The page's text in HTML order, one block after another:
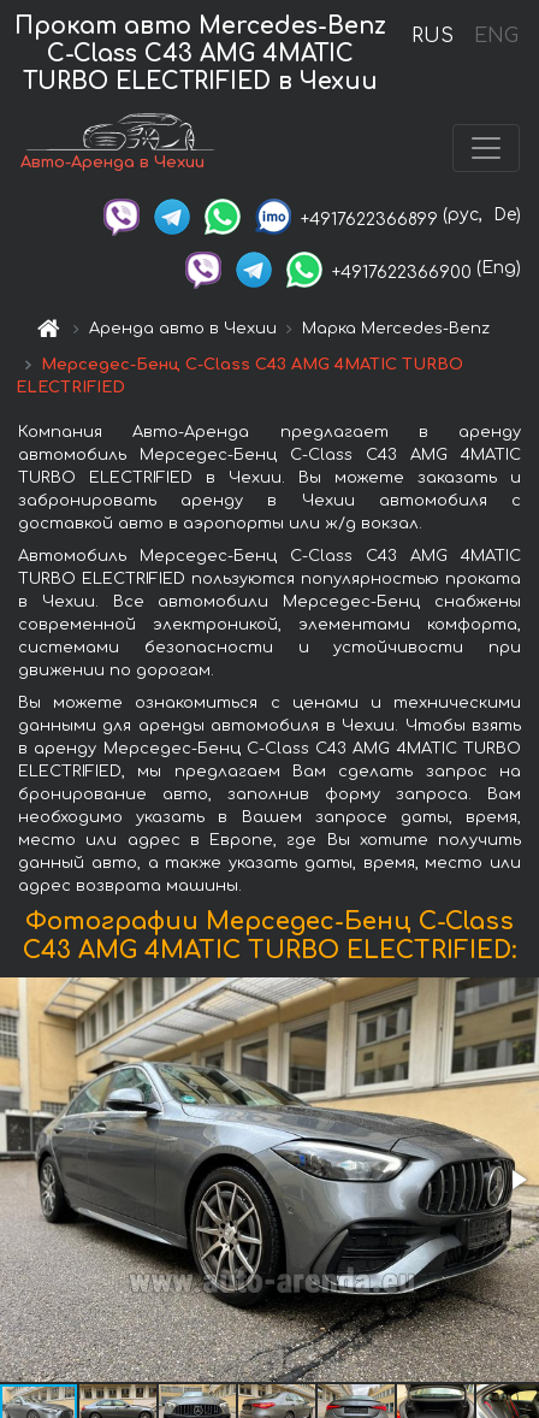
RUS ENG
Прокат авто Mercedes-Benz
C-Class C43 AMG 4MATIC
TURBO ELECTRIFIED в Чехии
Авто-Аренда в Чехии
+4917622366899 (рус, De)
+4917622366900 (Eng)
Аренда авто в Чехии Марка Mercedes-Benz
Мерседес-Бенц C-Class C43 AMG 4MATIC TURBO
ELECTRIFIED
Компания Авто-Аренда предлагает в аренду
автомобиль Мерседес-Бенц C-Class C43 AMG 4MATIC
TURBO ELECTRIFIED в Чехии. Вы можете заказать и
забронировать аренду в Чехии автомобиля с
доставкой авто в аэропорты или ж/д вокзал.
Автомобиль Мерседес-Бенц C-Class C43 AMG 4MATIC
TURBO ELECTRIFIED пользуются популярностью проката
в Чехии. Все автомобили Мерседес-Бенц снабжены
современной электроникой, элементами комфорта,
системами безопасности и устойчивости при
движении по дорогам.
Вы можете ознакомиться с ценами и техническими
данными для аренды автомобиля в Чехии. Чтобы взять
в аренду Мерседес-Бенц C-Class C43 AMG 4MATIC TURBO
ELECTRIFIED, мы предлагаем Вам сделать запрос на
бронирование авто, заполнив форму запроса. Вам
необходимо указать в Вашем запросе даты, время,
место или адрес в Европе, где Вы хотите получить
данный авто, а также указать даты, время, место или
адрес возврата машины.
Фотографии Мерседес-Бенц C-Class
C43 AMG 4MATIC TURBO ELECTRIFIED: